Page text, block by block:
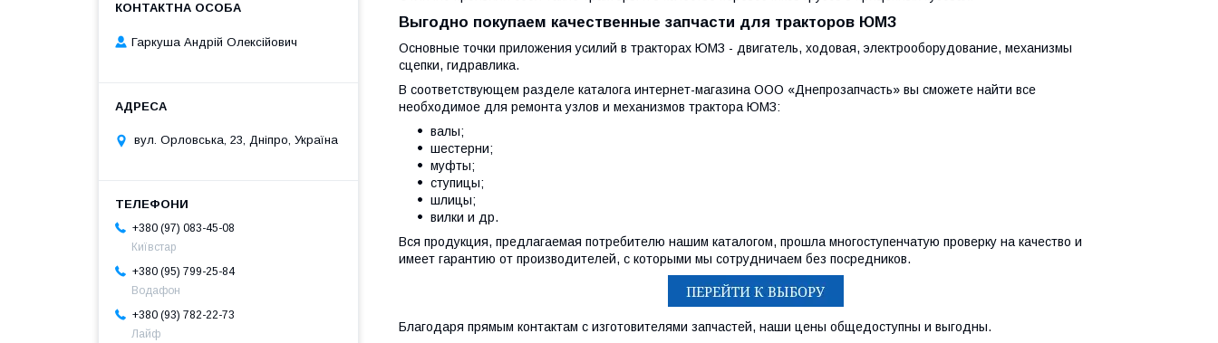
Выгодно покупаем качественные запчасти для тракторов ЮМЗ
Основные точки приложения усилий в тракторах ЮМЗ - двигатель, ходовая, электрооборудование, механизмы
сцепки, гидравлика.
В соответствующем разделе каталога интернет-магазина ООО «Днепрозапчасть» вы сможете найти все
необходимое для ремонта узлов и механизмов трактора ЮМЗ:
валы;
шестерни;
муфты;
ступицы;
шлицы;
вилки и др.
Вся продукция, предлагаемая потребителю нашим каталогом, прошла многоступенчатую проверку на качество и
имеет гарантию от производителей, с которыми мы сотрудничаем без посредников.
Благодаря прямым контактам с изготовителями запчастей, наши цены общедоступны и выгодны.
Гаркуша Андрій Олексійович
вул. Орловська, 23, Дніпро, Україна
+380 (97) 083-45-08
Київстар
+380 (95) 799-25-84
Водафон
+380 (93) 782-22-73
Лайф